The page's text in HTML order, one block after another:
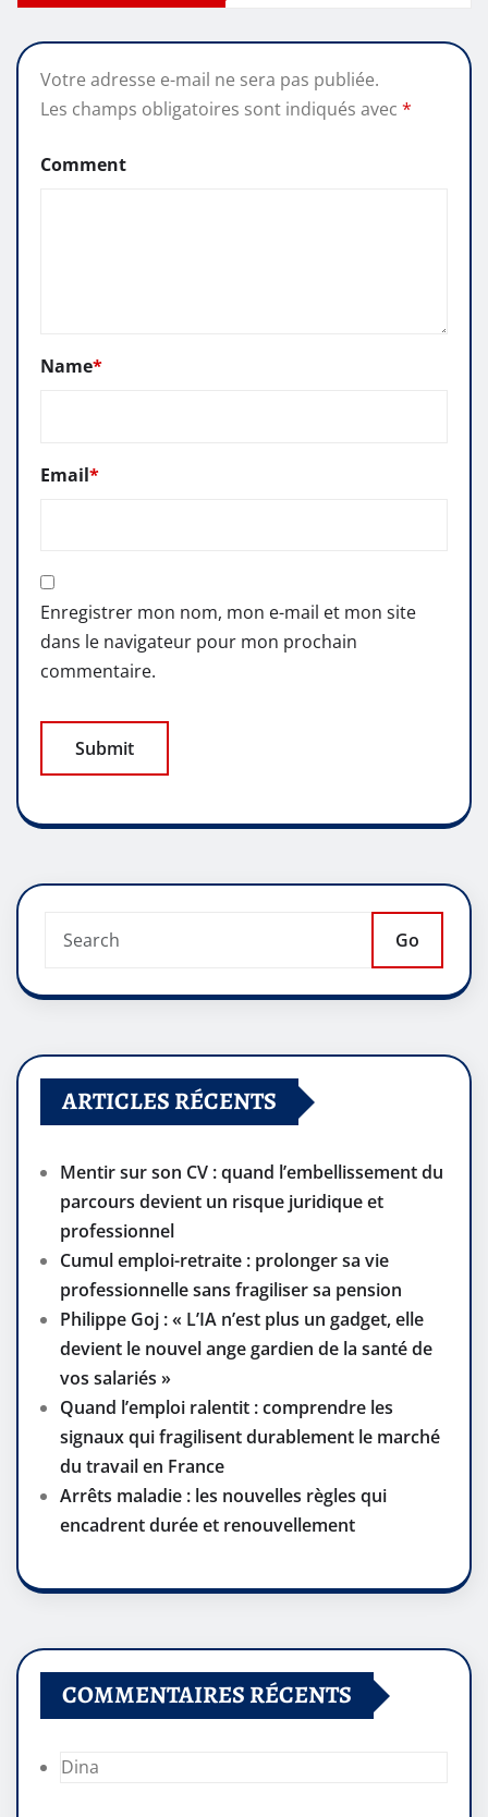
Votre adresse e-mail ne sera pas publiée.
Les champs obligatoires sont indiqués avec *
Comment
Name*
Email*
Enregistrer mon nom, mon e-mail et mon site
dans le navigateur pour mon prochain
commentaire.
Go
ARTICLES RÉCENTS
Mentir sur son CV : quand l’embellissement du
parcours devient un risque juridique et
professionnel
Cumul emploi-retraite : prolonger sa vie
professionnelle sans fragiliser sa pension
Philippe Goj : « L’IA n’est plus un gadget, elle
devient le nouvel ange gardien de la santé de
vos salariés »
Quand l’emploi ralentit : comprendre les
signaux qui fragilisent durablement le marché
du travail en France
Arrêts maladie : les nouvelles règles qui
encadrent durée et renouvellement
COMMENTAIRES RÉCENTS
Dina